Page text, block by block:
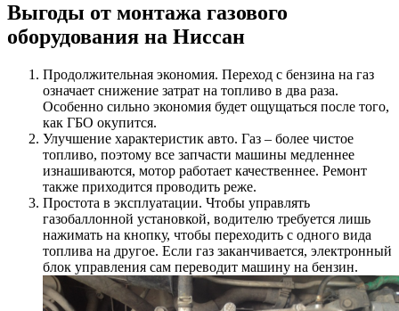
Выгоды от монтажа газового
оборудования на Ниссан
Продолжительная экономия. Переход с бензина на газ
означает снижение затрат на топливо в два раза.
Особенно сильно экономия будет ощущаться после того,
как ГБО окупится.
Улучшение характеристик авто. Газ – более чистое
топливо, поэтому все запчасти машины медленнее
изнашиваются, мотор работает качественнее. Ремонт
также приходится проводить реже.
Простота в эксплуатации. Чтобы управлять
газобаллонной установкой, водителю требуется лишь
нажимать на кнопку, чтобы переходить с одного вида
топлива на другое. Если газ заканчивается, электронный
блок управления сам переводит машину на бензин.